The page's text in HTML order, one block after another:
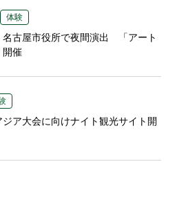
体験
名古屋市役所で夜間演出 「アート
開催
ア大会に向けナイト観光サイト開